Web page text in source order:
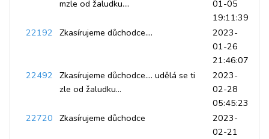
mzle od žaludku....
01-05
19:11:39
22192 Zkasírujeme důchodce....
2023-
01-26
21:46:07
22492 Zkasírujeme důchodce.... udělá se ti
zle od žaludku...
2023-
02-28
05:45:23
22720 Zkasírujeme důchodce
2023-
02-21